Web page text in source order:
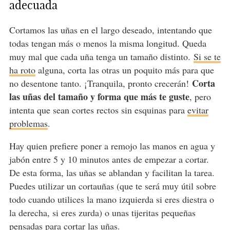
adecuada
Cortamos las uñas en el largo deseado, intentando que
todas tengan más o menos la misma longitud. Queda
muy mal que cada uña tenga un tamaño distinto. Si se te
ha rotoalguna, corta las otras un poquito más para que
no desentone tanto. ¡Tranquila, pronto crecerán! Corta
las uñas del tamaño y forma que más te guste, pero
intenta que sean cortes rectos sin esquinas para evitar
problemas.
Hay quien prefiere poner a remojo las manos en agua y
jabón entre 5 y 10 minutos antes de empezar a cortar.
De esta forma, las uñas se ablandan y facilitan la tarea.
Puedes utilizar un cortauñas (que te será muy útil sobre
todo cuando utilices la mano izquierda si eres diestra o
la derecha, si eres zurda) o unas tijeritas pequeñas
pensadas para cortar las uñas.